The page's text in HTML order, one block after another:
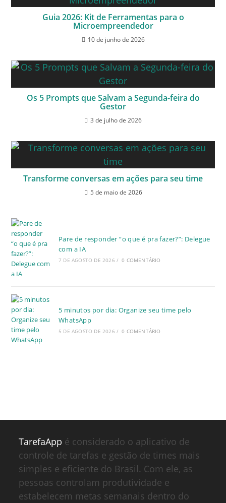
Guia 2026: Kit de Ferramentas para o
Microempreendedor
10 de junho de 2026
Os 5 Prompts que Salvam a Segunda-feira do
Gestor
3 de julho de 2026
Transforme conversas em ações para seu time
5 de maio de 2026
Pare de responder “o que é pra fazer?”: Delegue
com a IA
7 DE AGOSTO DE 2026 / 0 COMENTÁRIO
5 minutos por dia: Organize seu time pelo
WhatsApp
5 DE AGOSTO DE 2026 / 0 COMENTÁRIO
TarefaApp é considerado o aplicativo de
controle de tarefas e gestão de times mais
simples e eficiente do Brasil. Com ele, as
pessoas controlam produtividade e
estabelecem metas semanais dentro do